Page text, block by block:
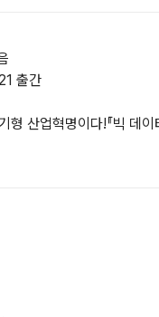
출간
형 산업혁명이다!『빅 데이